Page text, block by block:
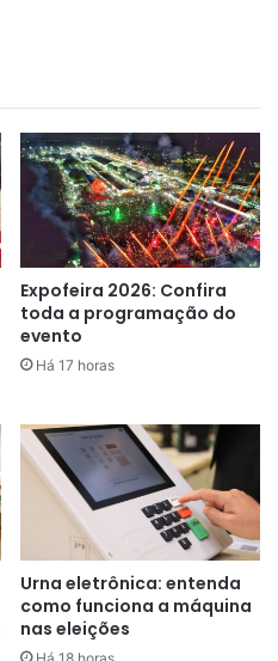
e falar que o
é fundamental
Por isso
o espaço e o
às
e idosos que
o carnaval com
nosso grito:
panfletagens,
para alertar a população
respeito, a gentileza e a
Expofeira 2026: Confira
toda a programação do
evento
Há 17 horas
Urna eletrônica: entenda
como funciona a máquina
nas eleições